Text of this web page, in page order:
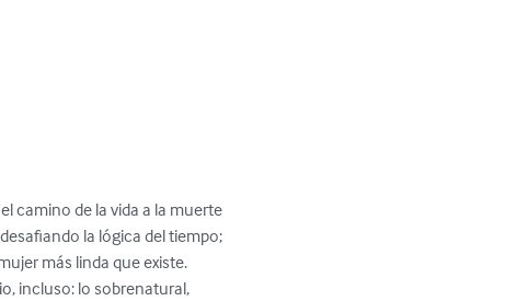
camino de la vida a la muerte
la lógica del tiempo;
más linda que existe.
incluso: lo sobrenatural,